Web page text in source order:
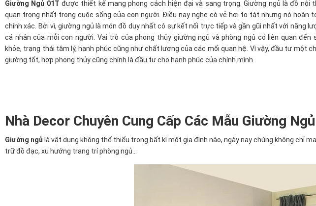
Giường Ngủ 01T được thiết kế mang phong cách hiện đại và sang trọng. Giường ngủ là đồ nội
quan trọng nhất trong cuộc sống của con người. Điều nay nghe có vẻ hơi to tát nhưng nó hoàn
chính xác. Bởi vì, giường ngủ là món đồ duy nhất có sự kết nối trực tiếp và gần gũi nhất với năng
cá nhân của mỗi con người. Vai trò của phong thủy giường ngủ và phòng ngủ có liên quan đến
khỏe, trạng thái tâm lý, hạnh phúc cũng như chất lượng của các mối quan hệ. Vì vậy, đầu tư một
giường tốt, hợp phong thủy cũng chính là đầu tư cho hạnh phúc của chính mình.
Nhà Decor Chuyên Cung Cấp Các Mẫu Giường
Giường ngủ là vật dụng không thể thiếu trong bất kì một gia đình nào, ngày nay chúng không chỉ
trữ đồ đạc, xu hướng trang trí phòng ngủ...